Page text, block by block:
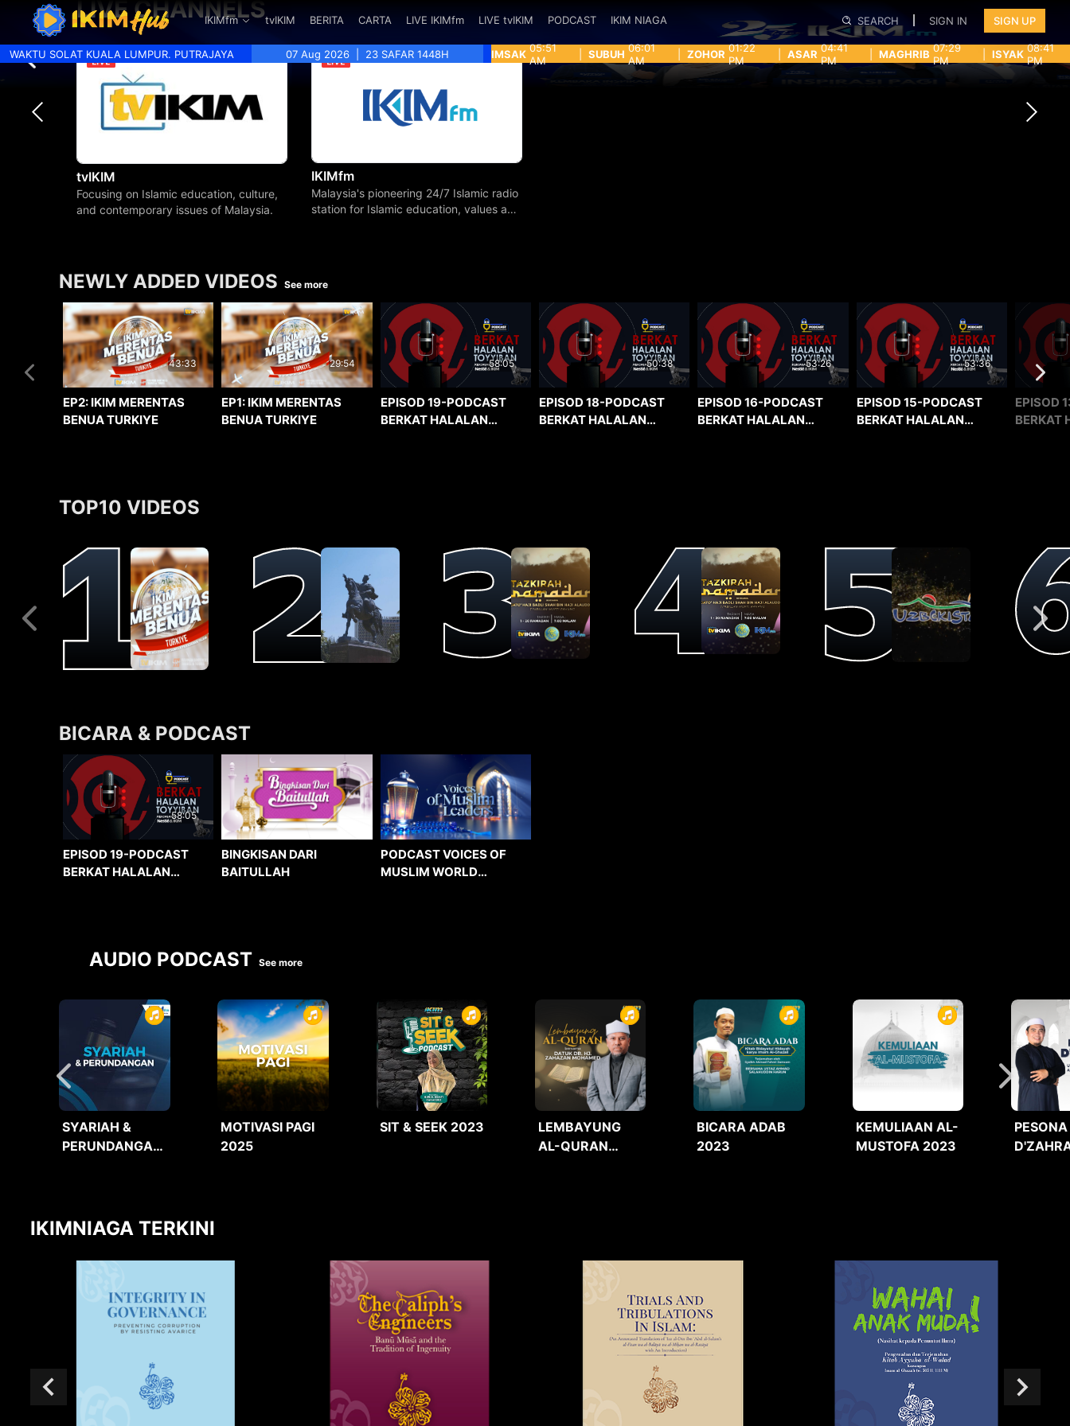
IKIMfm tvIKIM BERITA CARTA LIVE IKIMfm LIVE tvIKIM PODCAST IKIM NIAGA SEARCH SIGN IN SIGN UP
WAKTU SOLAT KUALA LUMPUR. PUTRAJAYA 07 Aug 2026 23 SAFAR 1448H IMSAK 05:51
AM
SUBUH 06:01
AM
ZOHOR 01:22
PM
ASAR 04:41
PM
MAGHRIB 07:29
PM
ISYAK 08:41
PM
LIVE CHANNELS
tvIKIM
Focusing on Islamic education, culture,
and contemporary issues of Malaysia.
IKIMfm
Malaysia's pioneering 24/7 Islamic radio
station for Islamic education, values and
NEWLY ADDED VIDEOS See more
43:33
EP2: IKIM MERENTAS
BENUA TURKIYE
29:54
EP1: IKIM MERENTAS
BENUA TURKIYE
58:05
EPISOD 19-PODCAST
BERKAT HALALAN
50:38
EPISOD 18-PODCAST
BERKAT HALALAN
53:26
EPISOD 16-PODCAST
BERKAT HALALAN
53:36
EPISOD 15-PODCAST
BERKAT HALALAN
EPISOD
BERKAT
TOP10 VIDEOS
BICARA & PODCAST
58:05
EPISOD 19-PODCAST
BERKAT HALALAN
BINGKISAN DARI
BAITULLAH
PODCAST VOICES OF
MUSLIM WORLD
AUDIO PODCAST See more
SYARIAH &
PERUNDANGAN
MOTIVASI PAGI
2025
SIT & SEEK 2023
LEMBAYUNG
AL-QURAN
BICARA ADAB
2023
KEMULIAAN AL-
MUSTOFA 2023
PESONA
IKIMNIAGA TERKINI